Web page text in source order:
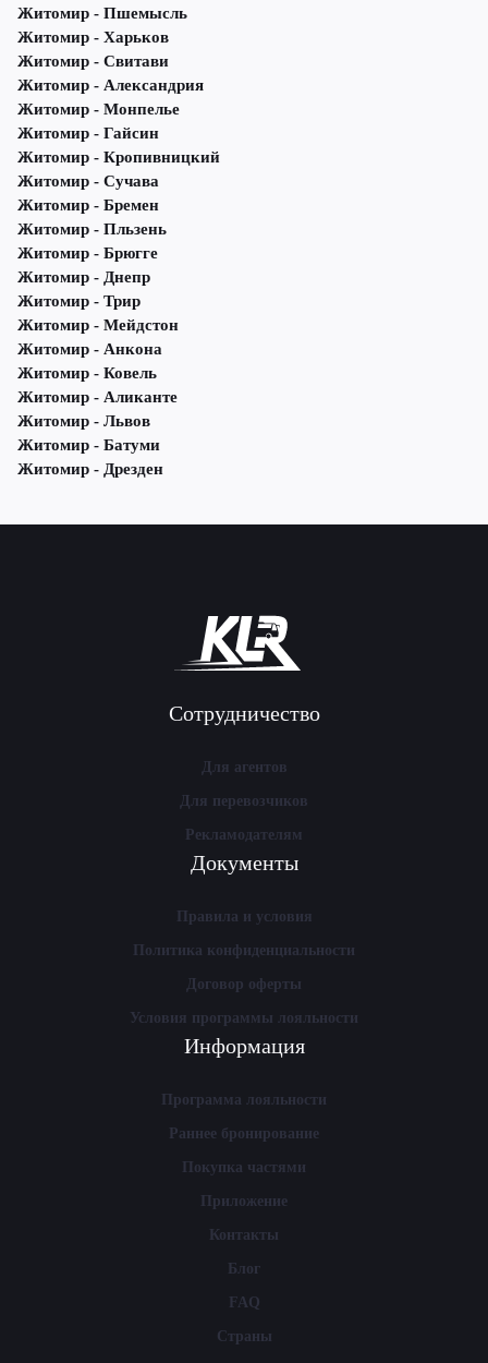
Житомир - Пшемысль
Житомир - Харьков
Житомир - Свитави
Житомир - Александрия
Житомир - Монпелье
Житомир - Гайсин
Житомир - Кропивницкий
Житомир - Сучава
Житомир - Бремен
Житомир - Пльзень
Житомир - Брюгге
Житомир - Днепр
Житомир - Трир
Житомир - Мейдстон
Житомир - Анкона
Житомир - Ковель
Житомир - Аликанте
Житомир - Львов
Житомир - Батуми
Житомир - Дрезден
Сотрудничество
Для агентов
Для перевозчиков
Рекламодателям
Документы
Правила и условия
Политика конфиденциальности
Договор оферты
Условия программы лояльности
Информация
Программа лояльности
Раннее бронирование
Покупка частями
Приложение
Контакты
Блог
FAQ
Страны